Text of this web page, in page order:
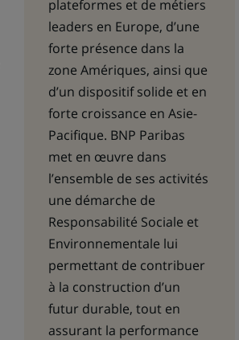
plateformes et de métiers
leaders en Europe, d’une
forte présence dans la
zone Amériques, ainsi que
d’un dispositif solide et en
forte croissance en Asie-
Pacifique. BNP Paribas
met en œuvre dans
l’ensemble de ses activités
une démarche de
Responsabilité Sociale et
Environnementale lui
permettant de contribuer
à la construction d’un
futur durable, tout en
assurant la performance